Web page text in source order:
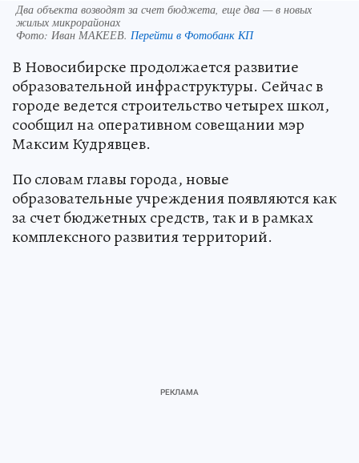
Два объекта возводят за счет бюджета, еще два — в новых
жилых микрорайонах
Фото: Иван МАКЕЕВ. Перейти в Фотобанк КП
В Новосибирске продолжается развитие
образовательной инфраструктуры. Сейчас в
городе ведется строительство четырех школ,
сообщил на оперативном совещании мэр
Максим Кудрявцев.
По словам главы города, новые
образовательные учреждения появляются как
за счет бюджетных средств, так и в рамках
комплексного развития территорий.